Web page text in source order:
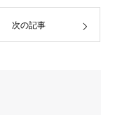
次の記事